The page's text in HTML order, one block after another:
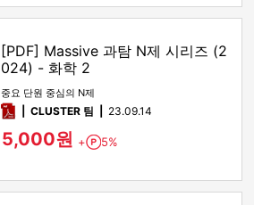
[PDF] Massive 과탐 N제 시리즈 (2
024) - 화학 2
중요 단원 중심의 N제
pdfCLUSTER 팀 23.09.14
5,000원 + Point
5%